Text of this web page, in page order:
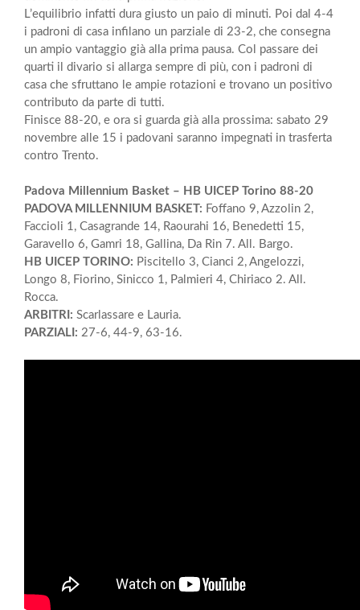
L’equilibrio infatti dura giusto un paio di minuti. Poi dal 4-4
i padroni di casa infilano un parziale di 23-2, che consegna
un ampio vantaggio già alla prima pausa. Col passare dei
quarti il divario si allarga sempre di più, con i padroni di
casa che sfruttano le ampie rotazioni e trovano un positivo
contributo da parte di tutti.
Finisce 88-20, e ora si guarda già alla prossima: sabato 29
novembre alle 15 i padovani saranno impegnati in trasferta
contro Trento.
Padova Millennium Basket – HB UICEP Torino 88-20
PADOVA MILLENNIUM BASKET: Foffano 9, Azzolin 2,
Faccioli 1, Casagrande 14, Raourahi 16, Benedetti 15,
Garavello 6, Gamri 18, Gallina, Da Rin 7. All. Bargo.
HB UICEP TORINO: Piscitello 3, Cianci 2, Angelozzi,
Longo 8, Fiorino, Sinicco 1, Palmieri 4, Chiriaco 2. All.
Rocca.
ARBITRI: Scarlassare e Lauria.
PARZIALI: 27-6, 44-9, 63-16.